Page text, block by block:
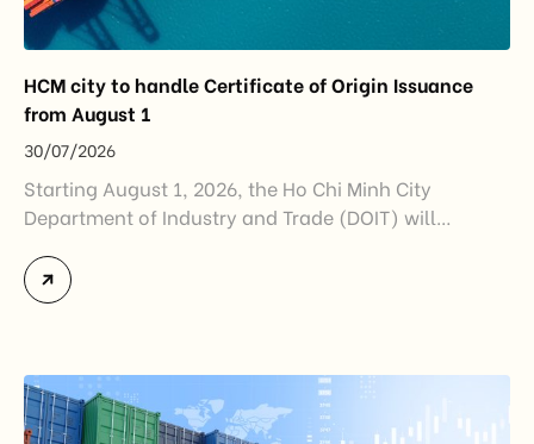
HCM city to handle Certificate of Origin Issuance
from August 1
30/07/2026
Starting August 1, 2026, the Ho Chi Minh City
Department of Industry and Trade (DOIT) will
Certificates of Origin (C/O) and approving Self-
Certification of Origin Authorization Documents
Industry and Trade. The policy marks an important
step in […]